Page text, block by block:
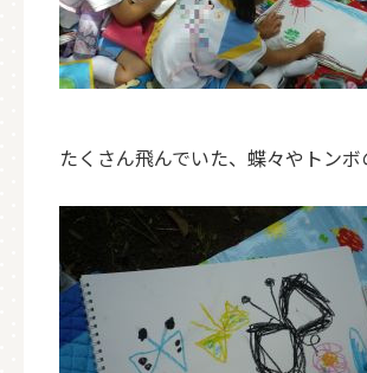
たくさん飛んでいた、蝶々やトンボ